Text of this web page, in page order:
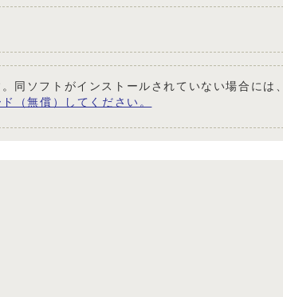
ソフトがインストールされていない場合には、
（無償）してください。